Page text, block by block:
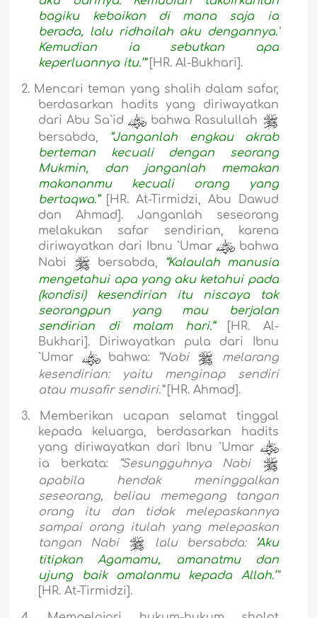
bagiku kebaikan di mana saja ia
berada, lalu ridhailah aku dengannya.'
Kemudian ia sebutkan apa
keperluannya itu.’”[HR. Al-Bukhari].
2. Mencari teman yang shalih dalam safar,
berdasarkan hadits yang diriwayatkan
dari Abu Sa`id
bahwa Rasulullah
bersabda, “Janganlah engkau akrab
berteman kecuali dengan seorang
Mukmin, dan janganlah memakan
makananmu kecuali orang yang
bertaqwa.”[HR. At-Tirmidzi, Abu Dawud
dan Ahmad].
Janganlah seseorang
melakukan safar sendirian, karena
diriwayatkan dari Ibnu `Umar
bahwa
Nabi
bersabda,
“Kalaulah manusia
mengetahui apa yang aku ketahui pada
(kondisi) kesendirian itu niscaya tak
seorangpun yang mau berjalan
sendirian di malam hari.”[HR. Al-
Bukhari]. Diriwayatkan pula dari Ibnu
`Umar
bahwa: “Nabi
melarang
kesendirian: yaitu menginap sendiri
atau musafir sendiri.”[HR. Ahmad].
3.
Memberikan ucapan selamat tinggal
kepada keluarga, berdasarkan hadits
yang diriwayatkan dari Ibnu `Umar
ia berkata:
“Sesungguhnya Nabi
apabila hendak meninggalkan
seseorang, beliau memegang tangan
orang itu dan tidak melepaskannya
sampai orang itulah yang melepaskan
tangan Nabi
lalu bersabda:
‘Aku
titipkan Agamamu, amanatmu dan
ujung baik amalanmu kepada Allah.’”
[HR. At-Tirmidzi].